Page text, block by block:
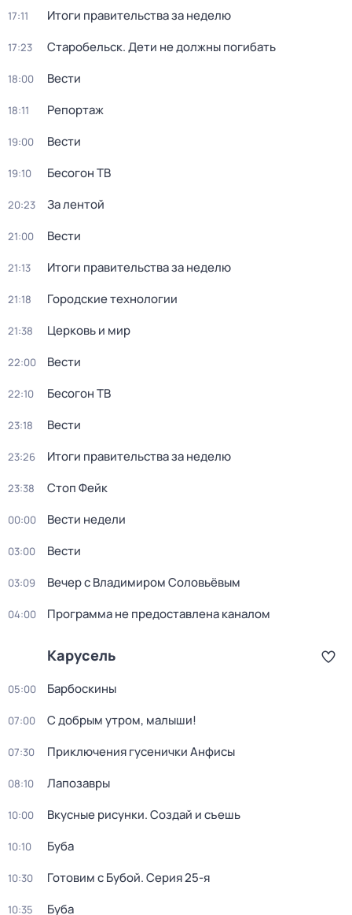
17:11 Итоги правительства за неделю
17:23 Старобельск. Дети не должны погибать
18:00 Вести
18:11 Репортаж
19:00 Вести
19:10 Бесогон ТВ
20:23 За лентой
21:00 Вести
21:13 Итоги правительства за неделю
21:18 Городские технологии
21:38 Церковь и мир
22:00 Вести
22:10 Бесогон ТВ
23:18 Вести
23:26 Итоги правительства за неделю
23:38 Стоп Фейк
00:00 Вести недели
03:00 Вести
03:09 Вечер с Владимиром Соловьёвым
04:00 Программа не предоставлена каналом
Карусель
05:00 Барбоскины
07:00 С добрым утром, малыши!
07:30 Приключения гусенички Анфисы
08:10 Лапозавры
10:00 Вкусные рисунки. Создай и съешь
10:10 Буба
10:30 Готовим с Бубой. Серия 25-я
10:35 Буба